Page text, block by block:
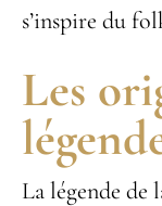
s’inspire du
Les
La légende